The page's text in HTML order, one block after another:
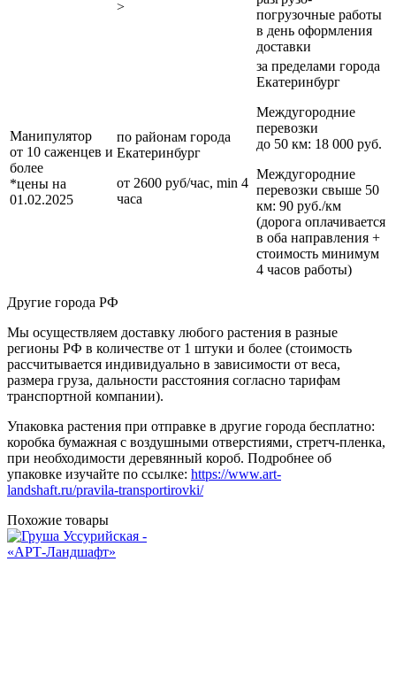
>
погрузочные работы
в день оформления
доставки
Манипулятор
от 10 саженцев и
более
*цены на
01.02.2025
по районам города
Екатеринбург
от 2600 руб/час, min 4
часа
за пределами города
Екатеринбург
Междугородние
перевозки
до 50 км: 18 000 руб.
Междугородние
перевозки свыше 50
км: 90 руб./км
(дорога оплачивается
в оба направления +
стоимость минимум
4 часов работы)
Другие города РФ
Мы осуществляем доставку любого растения в разные
регионы РФ в количестве от 1 штуки и более (стоимость
рассчитывается индивидуально в зависимости от веса,
размера груза, дальности расстояния согласно тарифам
транспортной компании).
Упаковка растения при отправке в другие города бесплатно:
коробка бумажная с воздушными отверстиями, стретч-пленка,
при необходимости деревянный короб. Подробнее об
упаковке изучайте по ссылке: https://www.art-
landshaft.ru/pravila-transportirovki/
Похожие товары